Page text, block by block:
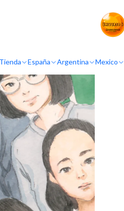
Tienda España Argentina Mexico